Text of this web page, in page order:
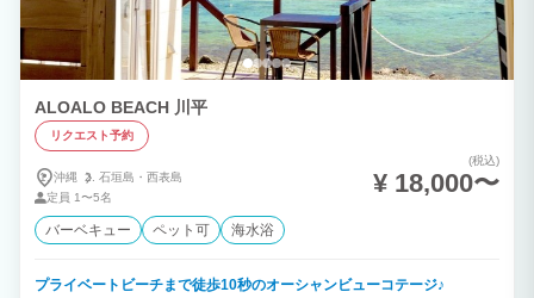
ALOALO BEACH 川平
リクエスト予約
沖縄 石垣島・ 西表島
定員 1〜5名
(税込)
¥ 18,000〜
バーベキュー ペット可 海水浴
プライベートビーチまで徒歩10秒のオーシャンビューコテージ♪